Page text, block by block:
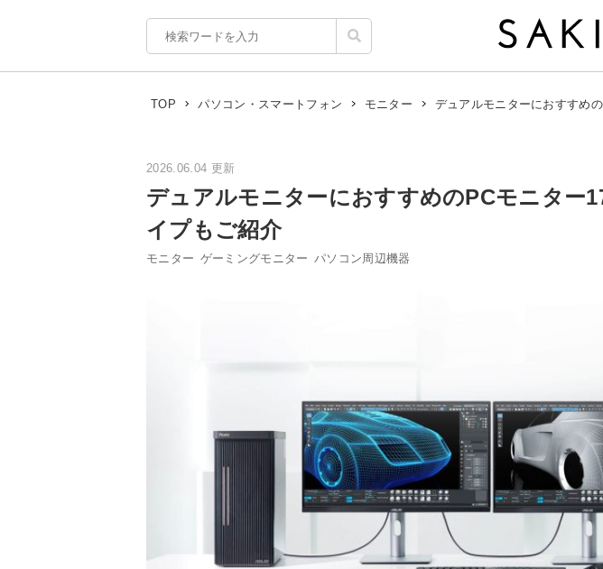
TOP パソコン・スマートフォン モニター デュアルモニターにおすすめ
2026.06.04 更新
デュアルモニターにおすすめのPCモニター
イプもご紹介
モニター ゲーミングモニター パソコン周辺機器